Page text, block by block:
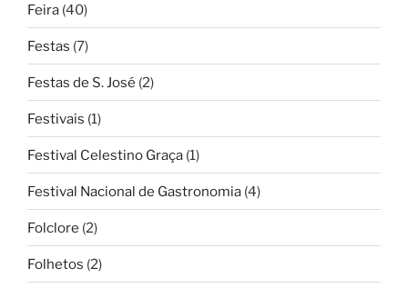
Feira (40)
Festas (7)
Festas de S. José (2)
Festivais (1)
Festival Celestino Graça (1)
Festival Nacional de Gastronomia (4)
Folclore (2)
Folhetos (2)